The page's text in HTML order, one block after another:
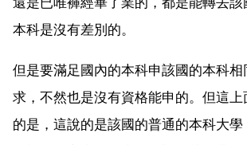
本科是沒有差別的。
但是要滿足國內的本科申該國的本科
求，不然也是沒有資格能申的。但這
的是，這說的是該國的普通的本科大